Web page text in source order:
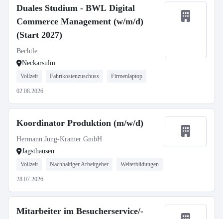
Duales Studium - BWL Digital
Commerce Management (w/m/d)
(Start 2027)
Bechtle
Neckarsulm
Vollzeit Fahrtkostenzuschuss Firmenlaptop
02.08.2026
Koordinator Produktion (m/w/d)
Hermann Jung-Kramer GmbH
Jagsthausen
Vollzeit Nachhaltiger Arbeitgeber Weiterbildungen
28.07.2026
Mitarbeiter im Besucherservice/-